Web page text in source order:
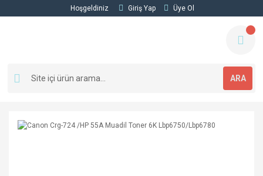
Hoşgeldiniz Giriş Yap Üye Ol
ARA